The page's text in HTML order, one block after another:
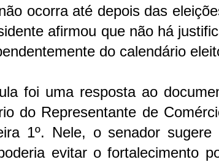
ocorra até depois das
afirmou que não há
do calendário
foi uma resposta ao
do Representante de
1º. Nele, o senador
evitar o fortalecimento